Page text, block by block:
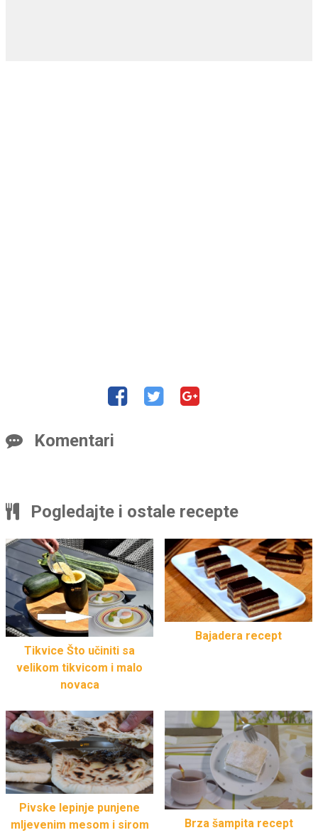
Komentari
Pogledajte i ostale recepte
Tikvice Što učiniti sa
velikom tikvicom i malo
novaca
Bajadera recept
Pivske lepinje punjene
mljevenim mesom i sirom
Brza šampita recept